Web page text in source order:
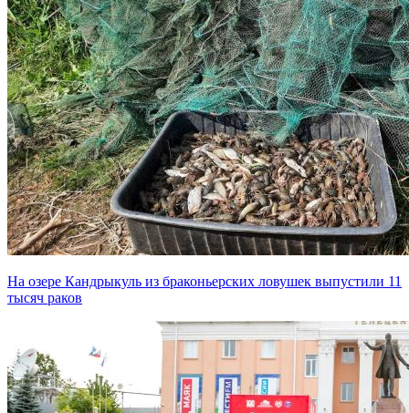
На озере Кандрыкуль из браконьерских ловушек выпустили 11
тысяч раков